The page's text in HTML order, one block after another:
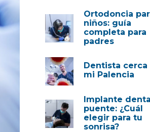
Ortodoncia
niños: guía
completa para
padres
Dentista cerca
mi Palencia
Implante
puente: ¿Cuál
elegir para tu
sonrisa?